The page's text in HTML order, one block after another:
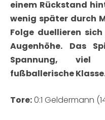
einem Rückstand
wenig später durch
Folge duellieren
Augenhöhe. Das
Spannung,
fußballerische
Tore:0:1 Geldermann